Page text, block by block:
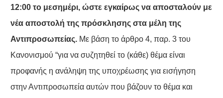
12:00 το μεσημέρι, ώστε εγκαίρως να αποσταλούν με
νέα αποστολή της πρόσκλησης στα μέλη της
Αντιπροσωπείας.Με βάση το άρθρο 4, παρ. 3 του
Κανονισμού “για να συζητηθεί το (κάθε) θέμα είναι
προφανής η ανάληψη της υποχρέωσης για εισήγηση
στην Αντιπροσωπεία αυτών που βάζουν το θέμα και